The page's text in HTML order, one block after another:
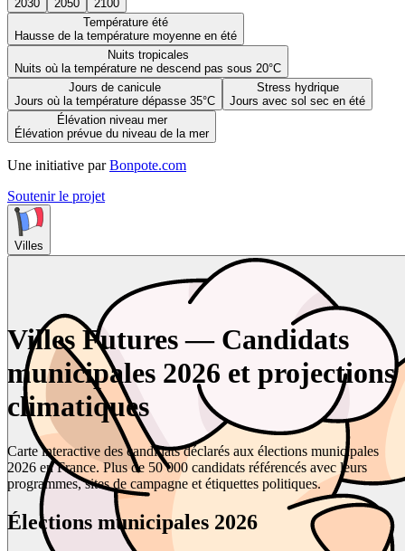
2030 2050
2100
Température été
Hausse de la température moyenne en été
Nuits tropicales
Nuits où la température ne descend pas sous 20°C
Jours de canicule
Jours où la température dépasse 35°C
Stress hydrique
Jours avec sol sec en été
Élévation niveau mer
Élévation prévue du niveau de la mer
Une initiative par Bonpote.com
Soutenir le projet
Villes
Villes Futures — Candidats
municipales 2026 et projections
climatiques
Carte interactive des candidats déclarés aux élections municipales
2026 en France. Plus de 50 000 candidats référencés avec leurs
programmes, sites de campagne et étiquettes politiques.
Élections municipales 2026